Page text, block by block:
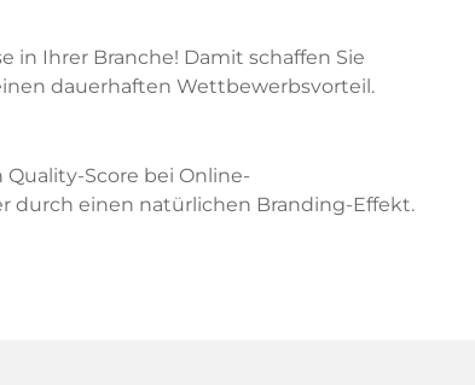
in Ihrer Branche! Damit schaffen Sie
dauerhaften Wettbewerbsvorteil.
Score bei Online-
durch einen natürlichen Branding-Effekt.